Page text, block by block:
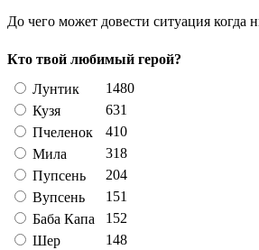
До чего может довести ситуация когда
Кто твой любимый герой?
Лунтик
1480
Кузя
631
Пчеленок
410
Мила
318
Пупсень
204
Вупсень
151
Баба Капа
152
Шер
148